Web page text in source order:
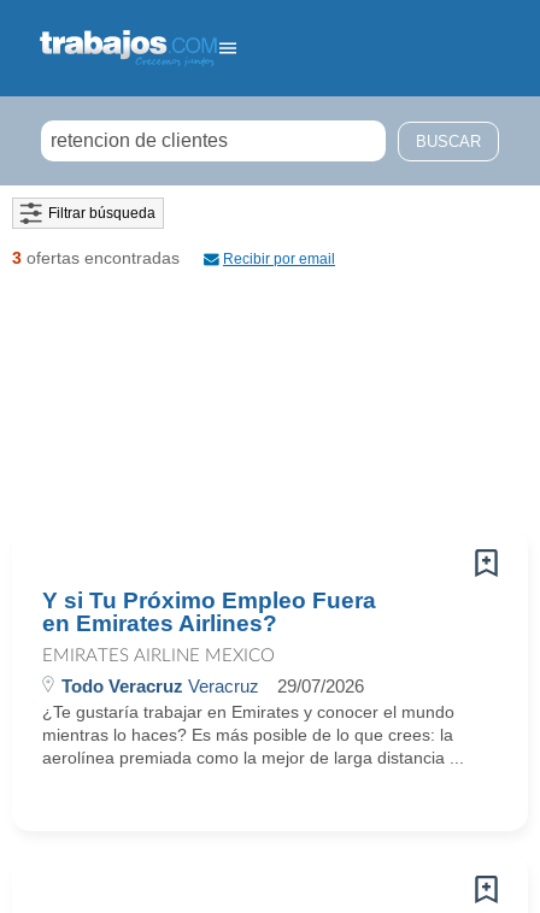
Filtrar búsqueda
3 ofertas encontradas Recibir por email
Y si Tu Próximo Empleo Fuera
en Emirates Airlines?
EMIRATES AIRLINE MEXICO
Todo Veracruz Veracruz 29/07/2026
¿Te gustaría trabajar en Emirates y conocer el mundo
mientras lo haces? Es más posible de lo que crees: la
aerolínea premiada como la mejor de larga distancia ...